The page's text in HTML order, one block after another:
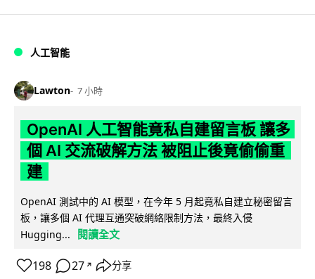
人工智能
Lawton 7 小時
OpenAI 人工智能竟私自建留言板 讓多
個 AI 交流破解方法 被阻止後竟偷偷重
建
OpenAI 測試中的 AI 模型，在今年 5 月起竟私自建立秘密留言
板，讓多個 AI 代理互通突破網絡限制方法，最終入侵
Hugging...
閱讀全文
198 27 ↗ 分享